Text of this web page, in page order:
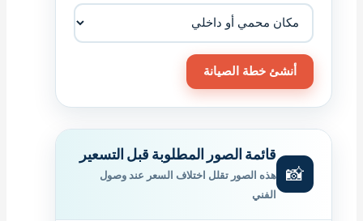
أنشئ خطة الصيانة
📸
قائمة الصور المطلوبة قبل التسعير
هذه الصور تقلل اختلاف السعر عند وصول
الفني